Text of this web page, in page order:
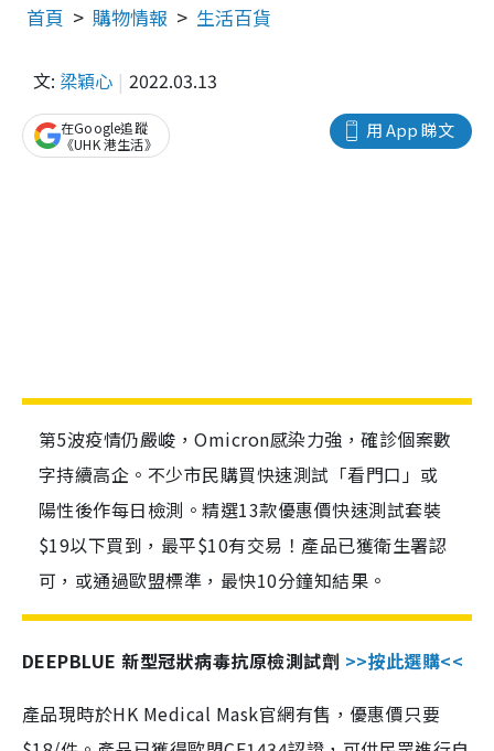
首頁 購物情報 生活百貨
文: 梁穎心 2022.03.13
用 App 睇文
在Google追蹤
《UHK 港生活》
第5波疫情仍嚴峻，Omicron感染力強，確診個案數
字持續高企。不少市民購買快速測試「看門口」或
陽性後作每日檢測。精選13款優惠價快速測試套裝
$19以下買到，最平$10有交易！產品已獲衛生署認
可，或通過歐盟標準，最快10分鐘知結果。
DEEPBLUE 新型冠狀病毒抗原檢測試劑 >>按此選購<<
產品現時於HK Medical Mask官網有售，優惠價只要